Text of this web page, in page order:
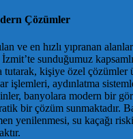
Çözümler
ve en hızlı yıpranan
sunduğumuz
kişiye özel çözümler
işlemleri, aydınlatma
banyolara modern bir
bir çözüm
yenilenmesi, su kaçağı